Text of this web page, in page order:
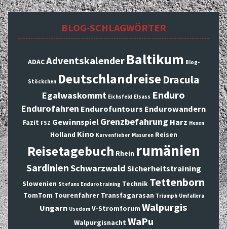
BLOG-SCHLAGWÖRTER
ADACAdventskalender Baltikum Blog-
Stöckchen Deutschlandreise Dracula
Egalwaskommt Eichsfeld Elsass Enduro
Endurofahren Endurofuntours Endurowandern
Fazit FSZ Gewinnspiel Grenzbefahrung Harz Hexen
Holland Kino Kurvenfieber Masuren Reisen
Reisetagebuch Rhein rumänien
SardinienSchwarzwald Sicherheitstraining
Slowenien Stefans Endurotraining Technik Tettenborn
TomTom Tourenfahrer Transfagarasan Triumph Umfallera
Ungarn Usedom V-Stromforum Walpurgis
Walpurgisnacht WaPu